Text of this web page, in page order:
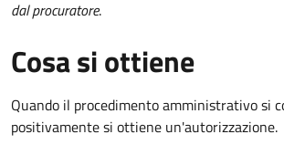
dal procuratore.
Cosa si ottiene
Quando il procedimento amministrativo si
positivamente si ottiene un'autorizzazione.